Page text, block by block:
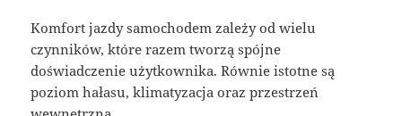
Komfort jazdy samochodem zależy od wielu
czynników, które razem tworzą spójne
doświadczenie użytkownika. Równie istotne są
poziom hałasu, klimatyzacja oraz przestrzeń